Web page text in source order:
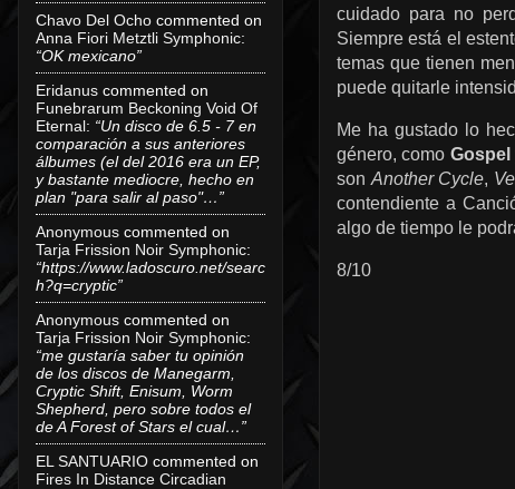
cuidado para no
Siempre está el
temas que tienen
puede quitarle
Me ha gustado lo
género, como Gospel
son Another Cycle,
contendiente a
algo de tiempo le
8/10
Chavo Del Ocho commented on
Anna Fiori Metztli Symphonic:
“OK mexicano”
Eridanus commented on
Funebrarum Beckoning Void Of
Eternal: “Un disco de 6.5 - 7 en
comparación a sus anteriores
álbumes (el del 2016 era un EP,
y bastante mediocre, hecho en
plan "para salir al paso"…”
Anonymous commented on
Tarja Frission Noir Symphonic:
“https://www.ladoscuro.net/searc
h?q=cryptic”
Anonymous commented on
Tarja Frission Noir Symphonic:
“me gustaría saber tu opinión
de los discos de Manegarm,
Cryptic Shift, Enisum, Worm
Shepherd, pero sobre todos el
de A Forest of Stars el cual…”
EL SANTUARIO commented on
Fires In Distance Circadian